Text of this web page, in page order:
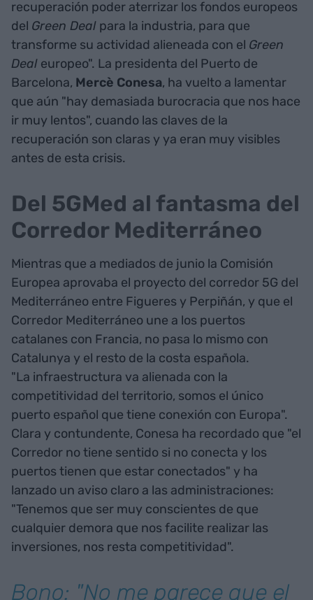
recuperación poder aterrizar los fondos europeos
del Green Deal para la industria, para que
transforme su actividad alieneada con el Green
Deal europeo". La presidenta del Puerto de
Barcelona, Mercè Conesa, ha vuelto a lamentar
que aún "hay demasiada burocracia que nos hace
ir muy lentos", cuando las claves de la
recuperación son claras y ya eran muy visibles
antes de esta crisis.
Del 5GMed al fantasma del
Corredor Mediterráneo
Mientras que a mediados de junio la Comisión
Europea aprovaba el proyecto del corredor 5G del
Mediterráneo entre Figueres y Perpiñán, y que el
Corredor Mediterráneo une a los puertos
catalanes con Francia, no pasa lo mismo con
Catalunya y el resto de la costa española.
"La infraestructura va alienada con la
competitividad del territorio, somos el único
puerto español que tiene conexión con Europa".
Clara y contundente, Conesa ha recordado que "el
Corredor no tiene sentido si no conecta y los
puertos tienen que estar conectados" y ha
lanzado un aviso claro a las administraciones:
"Tenemos que ser muy conscientes de que
cualquier demora que nos facilite realizar las
inversiones, nos resta competitividad".
Bono: "No me parece que el